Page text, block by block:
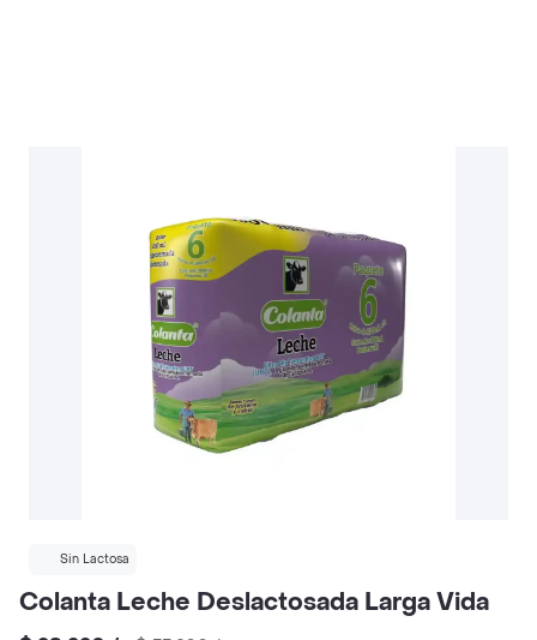
Sin Lactosa
Colanta Leche Deslactosada Larga Vida